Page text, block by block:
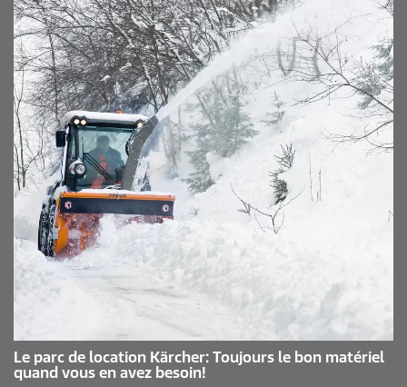
Le parc de location Kärcher: Toujours le bon matériel
quand vous en avez besoin!